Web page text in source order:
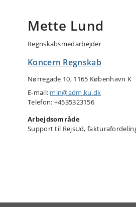
Mette Lund
Regnskabsmedarbejder
Koncern Regnskab
Nørregade 10, 1165 København K
E-mail: mln@adm.ku.dk
Telefon: +4535323156
Arbejdsområde
Support til RejsUd,